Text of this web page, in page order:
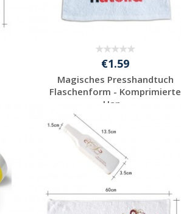
€1.59
Magisches Presshandtuch
Flaschenform - Komprimierte
Han...
Werbeartikel
anfragen